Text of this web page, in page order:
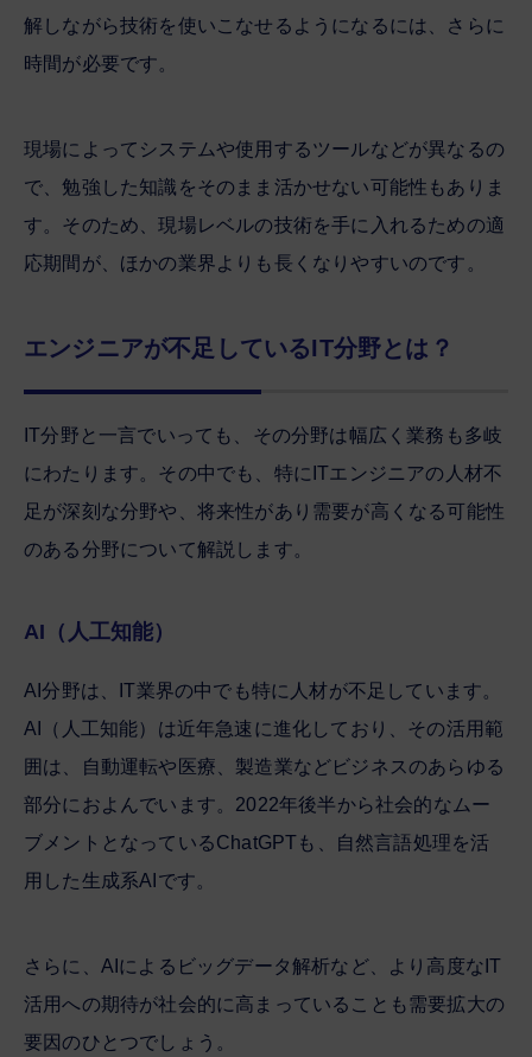
解しながら技術を使いこなせるようになるには、さらに
時間が必要です。
現場によってシステムや使用するツールなどが異なるの
で、勉強した知識をそのまま活かせない可能性もありま
す。そのため、現場レベルの技術を手に入れるための適
応期間が、ほかの業界よりも長くなりやすいのです。
エンジニアが不足しているIT分野とは？
IT分野と一言でいっても、その分野は幅広く業務も多岐
にわたります。その中でも、特にITエンジニアの人材不
足が深刻な分野や、将来性があり需要が高くなる可能性
のある分野について解説します。
AI（人工知能）
AI分野は、IT業界の中でも特に人材が不足しています。
AI（人工知能）は近年急速に進化しており、その活用範
囲は、自動運転や医療、製造業などビジネスのあらゆる
部分におよんでいます。2022年後半から社会的なムー
ブメントとなっているChatGPTも、自然言語処理を活
用した生成系AIです。
さらに、AIによるビッグデータ解析など、より高度なIT
活用への期待が社会的に高まっていることも需要拡大の
要因のひとつでしょう。